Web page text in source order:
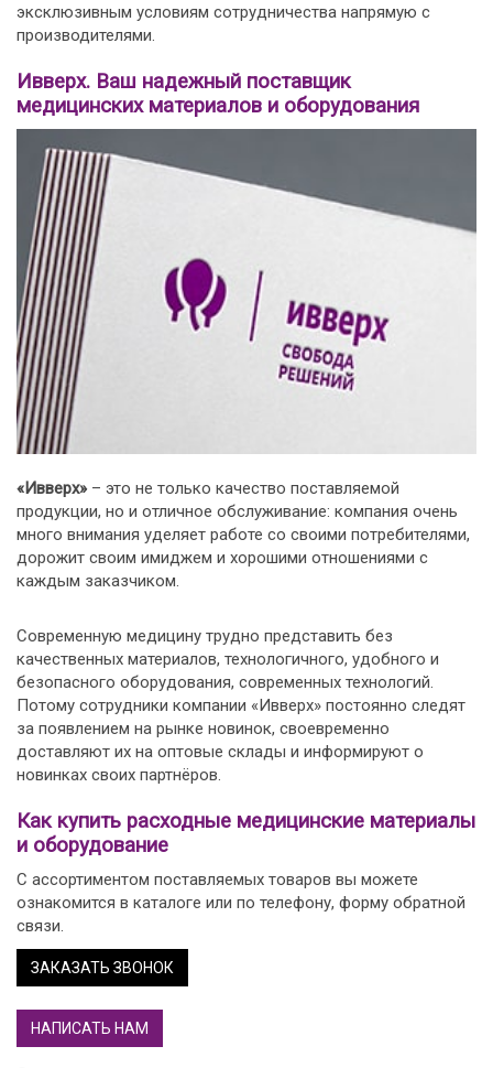
эксклюзивным условиям сотрудничества напрямую с
производителями.
Ивверх. Ваш надежный поставщик
медицинских материалов и оборудования
«Ивверх»– это не только качество поставляемой
продукции, но и отличное обслуживание: компания очень
много внимания уделяет работе со своими потребителями,
дорожит своим имиджем и хорошими отношениями с
каждым заказчиком.
Современную медицину трудно представить без
качественных материалов, технологичного, удобного и
безопасного оборудования, современных технологий.
Потому сотрудники компании «Ивверх» постоянно следят
за появлением на рынке новинок, своевременно
доставляют их на оптовые склады и информируют о
новинках своих партнёров.
Как купить расходные медицинские материалы
и оборудование
С ассортиментом поставляемых товаров вы можете
ознакомится в каталоге или по телефону, форму обратной
связи.
ЗАКАЗАТЬ ЗВОНОК
НАПИСАТЬ НАМ